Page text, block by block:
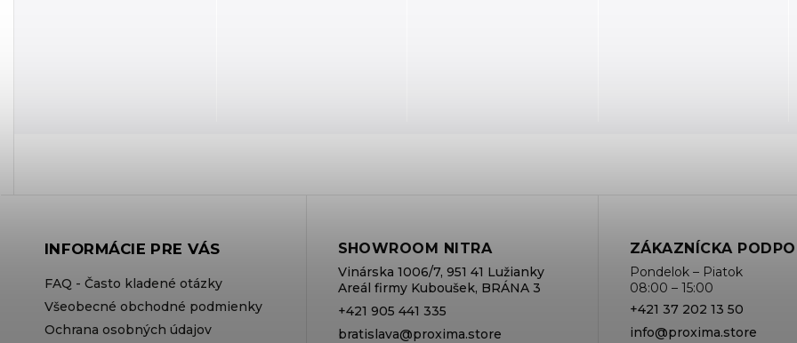
INFORMÁCIE PRE VÁS
FAQ - Často kladené otázky
Všeobecné obchodné podmienky
Ochrana osobných údajov
SHOWROOM NITRA
Vinárska 1006/7, 951 41 Lužianky
Areál firmy Kuboušek, BRÁNA 3
+421 905 441 335
bratislava@proxima.store
ZÁKAZNÍCKA
Pondelok – Piatok
08:00 – 15:00
+421 37 202 13 50
info@proxima.store